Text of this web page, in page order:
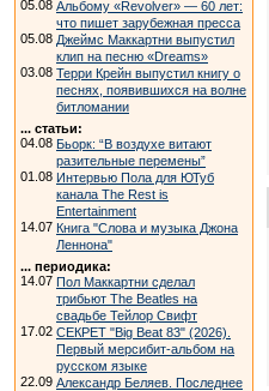
05.08 Альбому «Revolver» — 60 лет:
что пишет зарубежная пресса
05.08 Джеймс Маккартни выпустил
клип на песню «Dreams»
03.08 Терри Крейн выпустил книгу о
песнях, появившихся на волне
битломании
... статьи:
04.08 Бьорк: “В воздухе витают
разительные перемены”
01.08 Интервью Пола для ЮТуб
канала The Rest is
Entertainment
14.07 Книга "Слова и музыка Джона
Леннона"
... периодика:
14.07 Пол Маккартни сделал
трибьют The Beatles на
свадьбе Тейлор Свифт
17.02 СЕКРЕТ "Big Beat 83" (2026).
Первый мерсибит-альбом на
русском языке
22.09 Александр Беляев. Последнее